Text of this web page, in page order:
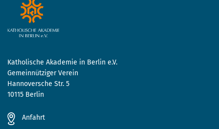
Katholische Akademie in Berlin e.V.
Gemeinnütziger Verein
Hannoversche Str. 5
10115 Berlin
Anfahrt